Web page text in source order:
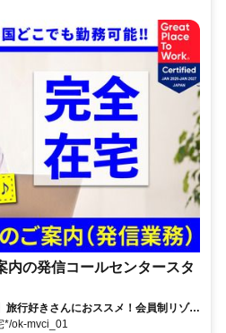
内の発信コールセンタースタ
旅行好きさんにおススメ！会員制リゾー
トワーク◎月収34万円以上も可能！
ok-mvci_01